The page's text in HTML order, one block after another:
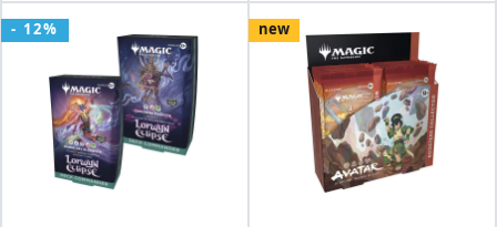
- 12% new